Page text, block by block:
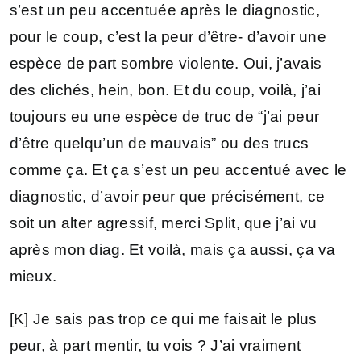
s’est un peu accentuée après le diagnostic,
pour le coup, c’est la peur d’être- d’avoir une
espèce de part sombre violente. Oui, j’avais
des clichés, hein, bon. Et du coup, voilà, j’ai
toujours eu une espèce de truc de “j’ai peur
d’être quelqu’un de mauvais” ou des trucs
comme ça. Et ça s’est un peu accentué avec le
diagnostic, d’avoir peur que précisément, ce
soit un alter agressif, merci Split, que j’ai vu
après mon diag. Et voilà, mais ça aussi, ça va
mieux.
[K] Je sais pas trop ce qui me faisait le plus
peur, à part mentir, tu vois ? J’ai vraiment